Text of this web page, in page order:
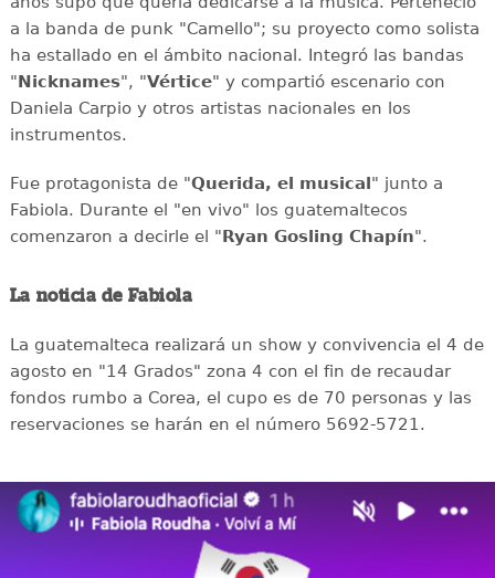
a la banda de punk "Camello"; su proyecto como solista
ha estallado en el ámbito nacional. Integró las bandas
"Nicknames", "Vértice" y compartió escenario con
Daniela Carpio y otros artistas nacionales en los
instrumentos.
Fue protagonista de "Querida, el musical" junto a
Fabiola. Durante el "en vivo" los guatemaltecos
comenzaron a decirle el "Ryan Gosling Chapín".
La noticia de Fabiola
La guatemalteca realizará un show y convivencia el 4 de
agosto en "14 Grados" zona 4 con el fin de recaudar
fondos rumbo a Corea, el cupo es de 70 personas y las
reservaciones se harán en el número 5692-5721.